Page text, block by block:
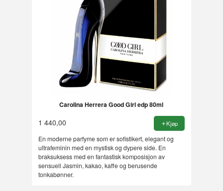
Carolina Herrera Good Girl edp 80ml
1 440,00 Kjøp
En moderne parfyme som er sofistikert, elegant og
ultrafeminin med en mystisk og dypere side. En
braksuksess med en fantastisk komposisjon av
sensuell Jasmin, kakao, kaffe og berusende
tonkabønner.